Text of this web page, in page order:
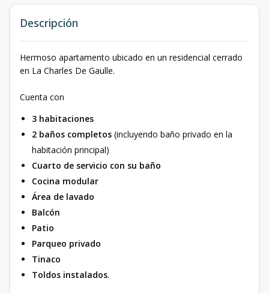
Descripción
Hermoso apartamento ubicado en un residencial cerrado
en La Charles De Gaulle.
Cuenta con
3 habitaciones
2 baños completos (incluyendo baño privado en la
habitación principal)
Cuarto de servicio con su baño
Cocina modular
Área de lavado
Balcón
Patio
Parqueo privado
Tinaco
Toldos instalados.